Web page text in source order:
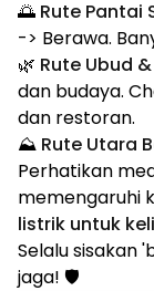
🌅 Rute Pantai
-> Berawa.
🌿 Rute Ubud
dan budaya.
dan restoran.
⛰️ Rute Utara
Perhatikan
memengaruhi
listrik untuk
Selalu sisakan
jaga! 🛡️